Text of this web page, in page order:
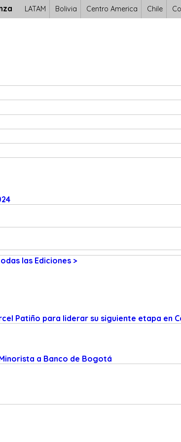
LATAM Bolivia Centro America Chile
las Ediciones >
Patiño para liderar su siguiente etapa en
a Banco de Bogotá